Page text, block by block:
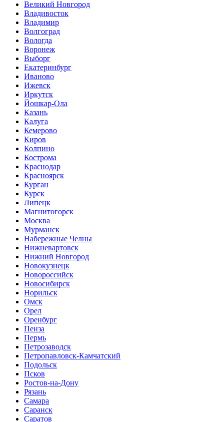
Великий Новгород
Владивосток
Владимир
Волгоград
Вологда
Воронеж
Выборг
Екатеринбург
Иваново
Ижевск
Иркутск
Йошкар-Ола
Казань
Калуга
Кемерово
Киров
Колпино
Кострома
Краснодар
Красноярск
Курган
Курск
Липецк
Магнитогорск
Москва
Мурманск
Набережные Челны
Нижневартовск
Нижний Новгород
Новокузнецк
Новороссийск
Новосибирск
Норильск
Омск
Орел
Оренбург
Пенза
Пермь
Петрозаводск
Петропавловск-Камчатский
Подольск
Псков
Ростов-на-Дону
Рязань
Самара
Саранск
Саратов